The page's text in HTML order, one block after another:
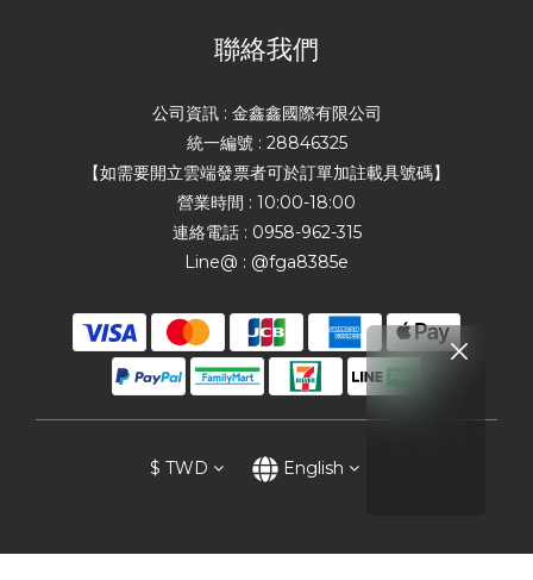
聯絡我們
公司資訊 : 金鑫鑫國際有限公司
統一編號 : 28846325
【如需要開立雲端發票者可於訂單加註載具號碼】
營業時間 : 10:00-18:00
連絡電話 : 0958-962-315
Line@ : @fga8385e
$ TWD English